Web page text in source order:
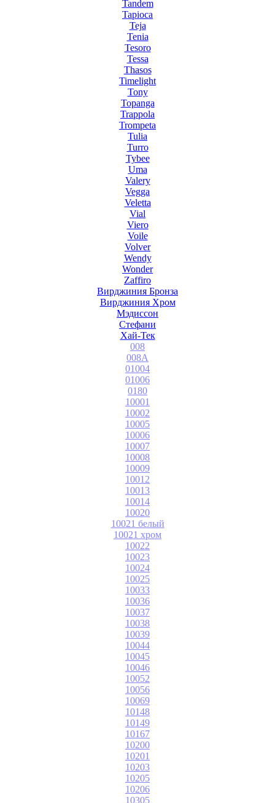
Tandem
Tapioca
Teja
Tenia
Tesoro
Tessa
Thasos
Timelight
Tony
Topanga
Trappola
Trompeta
Tulia
Turro
Tybee
Uma
Valery
Vegga
Veletta
Vial
Viero
Voile
Volver
Wendy
Wonder
Zaffiro
Вирджиния Бронза
Вирджиния Хром
Мэдиссон
Стефани
Хай-Тек
008
008A
01004
01006
0180
10001
10002
10005
10006
10007
10008
10009
10012
10013
10014
10020
10021 белый
10021 хром
10022
10023
10024
10025
10033
10036
10037
10038
10039
10044
10045
10046
10052
10056
10069
10148
10149
10167
10200
10201
10203
10205
10206
10305